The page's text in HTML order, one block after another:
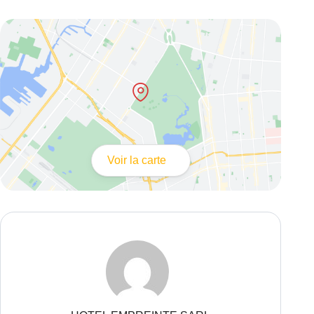
Voir la carte